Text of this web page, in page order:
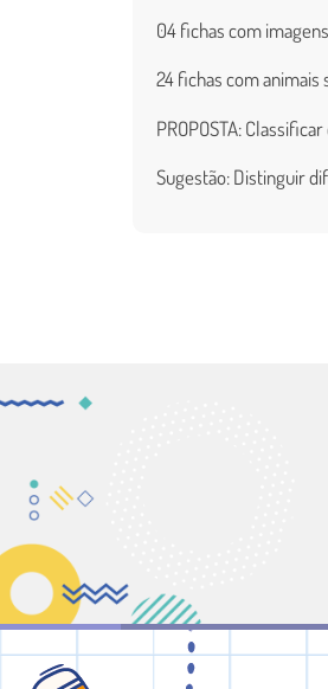
04 fichas com
24 fichas com animais
PROPOSTA:
Sugestão: Distinguir